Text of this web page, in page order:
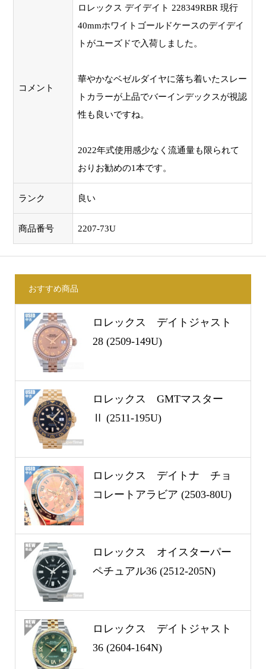
コメント
ロレックス デイデイト 228349RBR 現行
40mmホワイトゴールドケースのデイデイ
トがユーズドで入荷しました。
華やかなベゼルダイヤに落ち着いたスレー
トカラーが上品でバーインデックスが視認
性も良いですね。
2022年式使用感少なく流通量も限られて
おりお勧めの1本です。
ランク 良い
商品番号 2207-73U
おすすめ商品
ロレックス デイトジャスト
28 (2509-149U)
ロレックス GMTマスター
Ⅱ (2511-195U)
ロレックス デイトナ チョ
コレートアラビア (2503-80U)
ロレックス オイスターパー
ペチュアル36 (2512-205N)
ロレックス デイトジャスト
36 (2604-164N)